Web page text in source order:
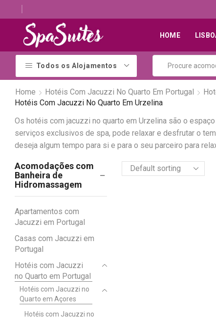
HOME
Todos os Alojamentos
Home Hotéis Com Jacuzzi No Quarto Em Portugal
Hotéis Com Jacuzzi No Quarto Em Urzelina
Os hotéis com jacuzzi no quarto em Urzelina são o
serviços exclusivos de spa, pode relaxar e desfrutar o
deseja algum tempo para si e para o seu parceiro para
Acomodações com
Banheira de
Hidromassagem
Apartamentos com
Jacuzzi em Portugal
Casas com Jacuzzi em
Portugal
Hotéis com Jacuzzi
no Quarto em Portugal
Hotéis com Jacuzzi no
Quarto em Açores
Hotéis com Jacuzzi no